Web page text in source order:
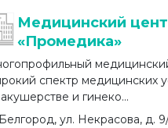
Медицинский
«Промедика»
спектр медицинских
и гинеко...
Белгород, ул. Некрасова, д.